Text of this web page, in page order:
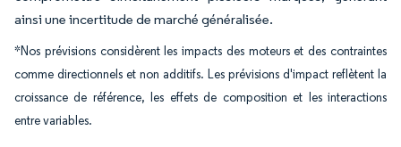
ainsi une incertitude de marché généralisée.
*Nos prévisions considèrent les impacts des moteurs et des contraintes
comme directionnels et non additifs. Les prévisions d'impact reflètent la
croissance de référence, les effets de composition et les interactions
entre variables.